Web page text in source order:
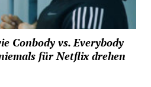
Conbody vs. Everybody
für Netflix drehen